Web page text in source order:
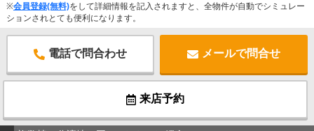
※会員登録(無料)をして詳細情報を記入されますと、全物件が自動でシミュレー
ションされとても便利になります。
電話で問合わせ メールで問合せ
来店予約